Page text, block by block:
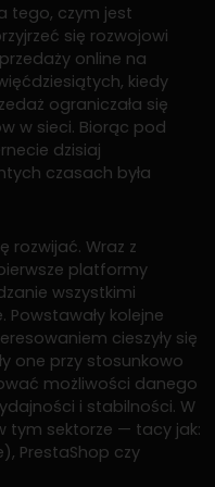
tego, czym jest
się rozwojowi
online na
kiedy
ograniczała się
w sieci. Biorąc pod
dzisiaj
czasach była
rozwijać. Wraz z
platformy
wszystkimi
kolejne
cieszyły się
one przy stosunkowo
możliwości danego
i stabilności. W
tym sektorze — tacy jak:
PrestaShop czy